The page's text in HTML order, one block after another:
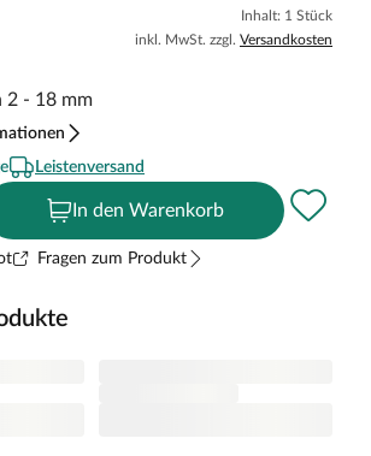
Inhalt: 1 Stück
inkl. MwSt. zzgl. Versandkosten
2 - 18 mm
Leistenversand
In den Warenkorb
Fragen zum Produkt